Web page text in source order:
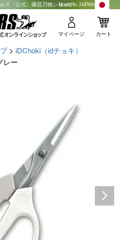
ス〈公式〉園芸刃物ショップMade in JAPAN
マイページ カート
iDChoki（idチョキ）
レー